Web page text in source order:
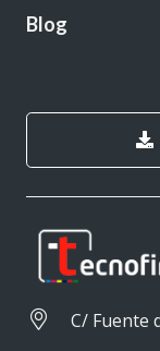
Blog
C/ Fuente